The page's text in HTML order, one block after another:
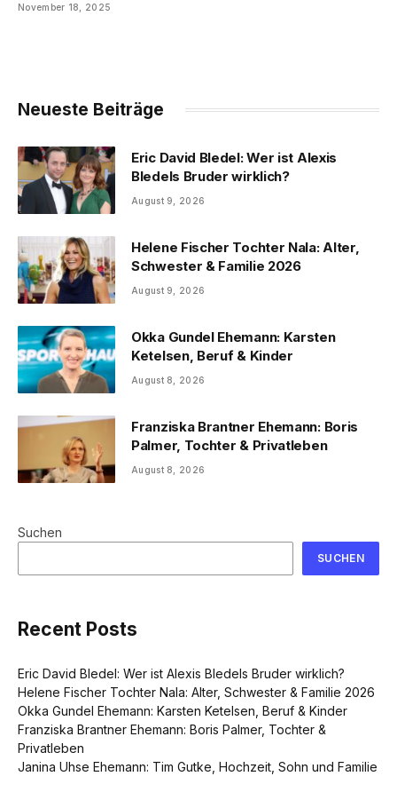
November 18, 2025
Neueste Beiträge
Eric David Bledel: Wer ist Alexis
Bledels Bruder wirklich?
August 9, 2026
Helene Fischer Tochter Nala: Alter,
Schwester & Familie 2026
August 9, 2026
Okka Gundel Ehemann: Karsten
Ketelsen, Beruf & Kinder
August 8, 2026
Franziska Brantner Ehemann: Boris
Palmer, Tochter & Privatleben
August 8, 2026
Suchen
SUCHEN
Recent Posts
Eric David Bledel: Wer ist Alexis Bledels Bruder wirklich?
Helene Fischer Tochter Nala: Alter, Schwester & Familie 2026
Okka Gundel Ehemann: Karsten Ketelsen, Beruf & Kinder
Franziska Brantner Ehemann: Boris Palmer, Tochter &
Privatleben
Janina Uhse Ehemann: Tim Gutke, Hochzeit, Sohn und Familie